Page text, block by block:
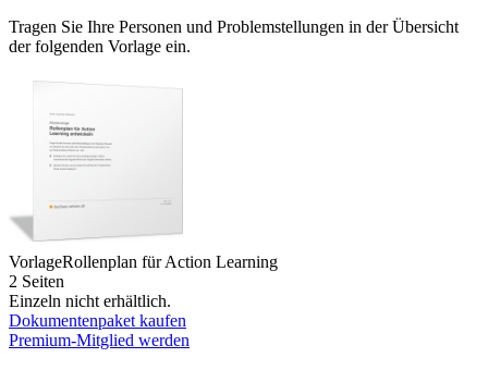
Tragen Sie Ihre Personen und Problemstellungen in der Übersicht
der folgenden Vorlage ein.
VorlageRollenplan für Action Learning
2 Seiten
Einzeln nicht erhältlich.
Dokumentenpaket kaufen
Premium-Mitglied werden